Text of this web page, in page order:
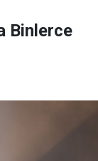
Binlerce